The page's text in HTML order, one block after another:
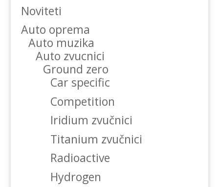
Noviteti
Auto oprema
Auto muzika
Auto zvucnici
Ground zero
Car specific
Competition
Iridium zvučnici
Titanium zvučnici
Radioactive
Hydrogen